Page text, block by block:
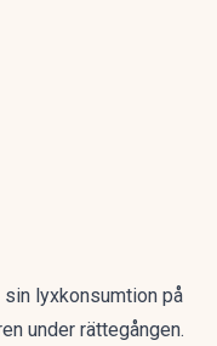
lyxkonsumtion på
under rättegången.